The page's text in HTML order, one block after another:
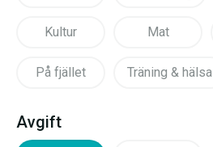
Kultur Mat
På fjället Träning & hälsa
Avgift